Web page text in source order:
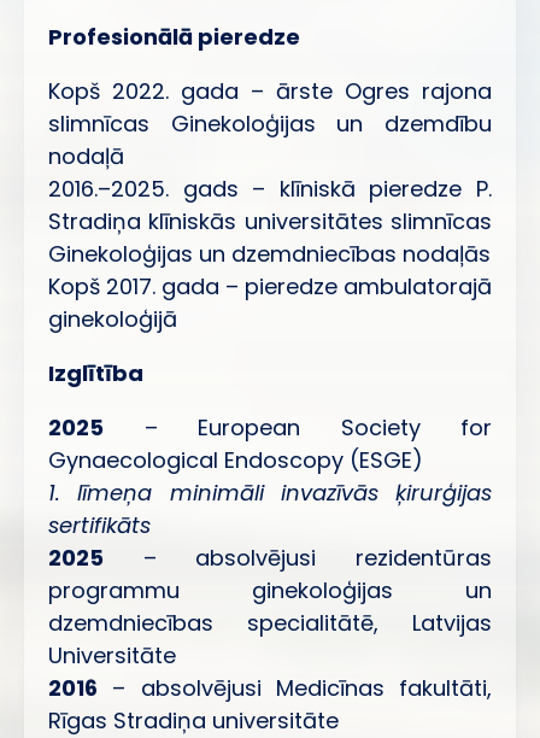
Profesionālā pieredze
Kopš 2022. gada – ārste Ogres rajona
slimnīcas Ginekoloģijas un dzemdību
nodaļā
2016.–2025. gads – klīniskā pieredze P.
Stradiņa klīniskās universitātes slimnīcas
Ginekoloģijas un dzemdniecības nodaļās
Kopš 2017. gada – pieredze ambulatorajā
ginekoloģijā
Izglītība
2025 – European Society for
Gynaecological Endoscopy (ESGE)
1. līmeņa minimāli invazīvās ķirurģijas
sertifikāts
2025 – absolvējusi rezidentūras
programmu ginekoloģijas un
dzemdniecības specialitātē, Latvijas
Universitāte
2016 – absolvējusi Medicīnas fakultāti,
Rīgas Stradiņa universitāte